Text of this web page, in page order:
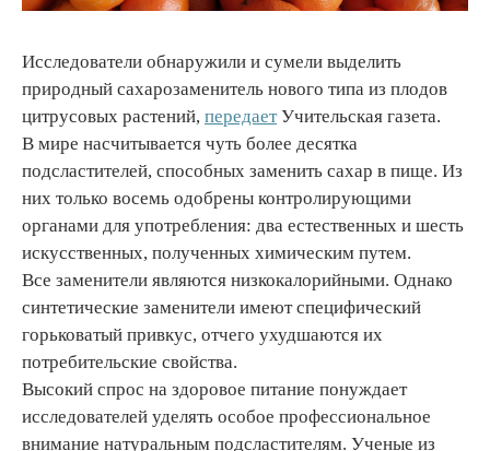
Исследователи обнаружили и сумели выделить
природный сахарозаменитель нового типа из плодов
цитрусовых растений, передаетУчительская газета.
В мире насчитывается чуть более десятка
подсластителей, способных заменить сахар в пище. Из
них только восемь одобрены контролирующими
органами для употребления: два естественных и шесть
искусственных, полученных химическим путем.
Все заменители являются низкокалорийными. Однако
синтетические заменители имеют специфический
горьковатый привкус, отчего ухудшаются их
потребительские свойства.
Высокий спрос на здоровое питание понуждает
исследователей уделять особое профессиональное
внимание натуральным подсластителям. Ученые из